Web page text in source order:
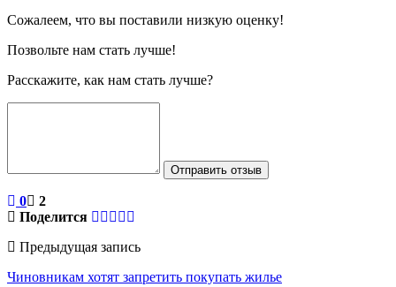
Сожалеем, что вы поставили низкую оценку!
Позвольте нам стать лучше!
Расскажите, как нам стать лучше?
Отправить отзыв
0
2
Поделится
Предыдущая запись
Чиновникам хотят запретить покупать жилье